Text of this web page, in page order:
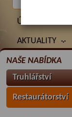
ÚVOD
AKTUALITY
NAŠE NABÍDKA
Truhlářství
Restaurátorství